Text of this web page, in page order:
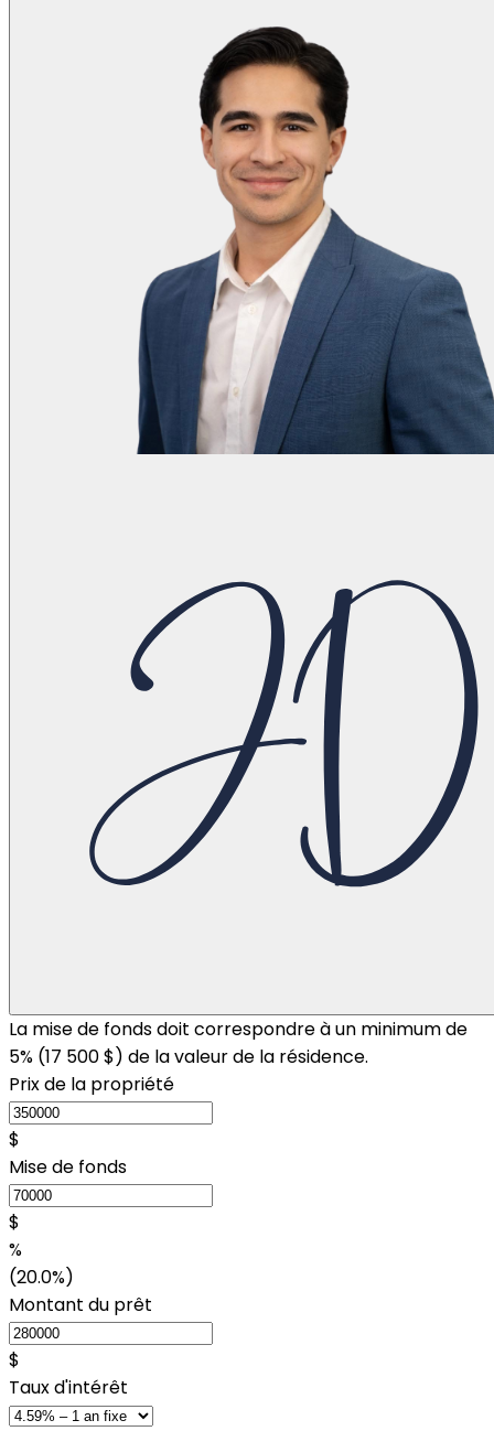
La mise de fonds doit correspondre à un minimum de
5% (17 500 $) de la valeur de la résidence.
Prix de la propriété
$
Mise de fonds
$
%
(20.0%)
Montant du prêt
$
Taux d'intérêt